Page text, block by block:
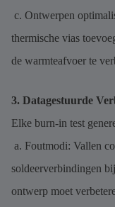
c. Ontwerpen
thermische vias
de warmteafvoer te
3. Datagestuurde
Elke burn-in test
a. Foutmodi: Vallen
soldeerverbindingen
ontwerp moet